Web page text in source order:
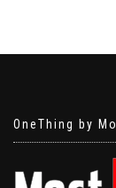
OneThing by